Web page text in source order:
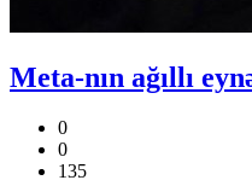
Meta-nın ağıllı
0
0
135